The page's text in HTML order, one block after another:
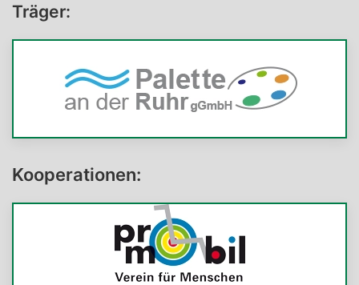
Träger:
Kooperationen: